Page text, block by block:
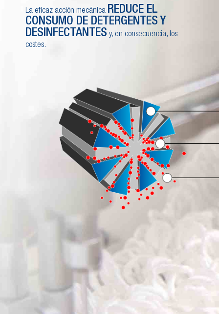
La eficaz acción mecánica REDUCE EL
CONSUMO DE DETERGENTES Y
DESINFECTANTES y, en consecuencia, los
costes.